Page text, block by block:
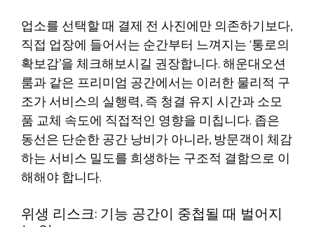
업소를 선택할 때 결제 전 사진에만 의존하기보다,
직접 업장에 들어서는 순간부터 느껴지는 ‘통로의
확보감’을 체크해보시길 권장합니다. 해운대오션
룸과 같은 프리미엄 공간에서는 이러한 물리적 구
조가 서비스의 실행력, 즉 청결 유지 시간과 소모
품 교체 속도에 직접적인 영향을 미칩니다. 좁은
동선은 단순한 공간 낭비가 아니라, 방문객이 체감
하는 서비스 밀도를 희생하는 구조적 결함으로 이
해해야 합니다.
위생 리스크: 기능 공간이 중첩될 때 벌어지